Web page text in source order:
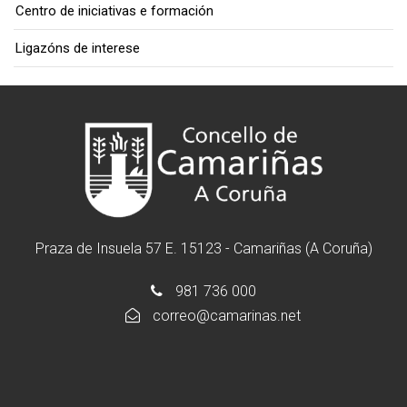
Centro de iniciativas e formación
Ligazóns de interese
Praza de Insuela 57 E. 15123 - Camariñas (A Coruña)
981 736 000
correo@camarinas.net